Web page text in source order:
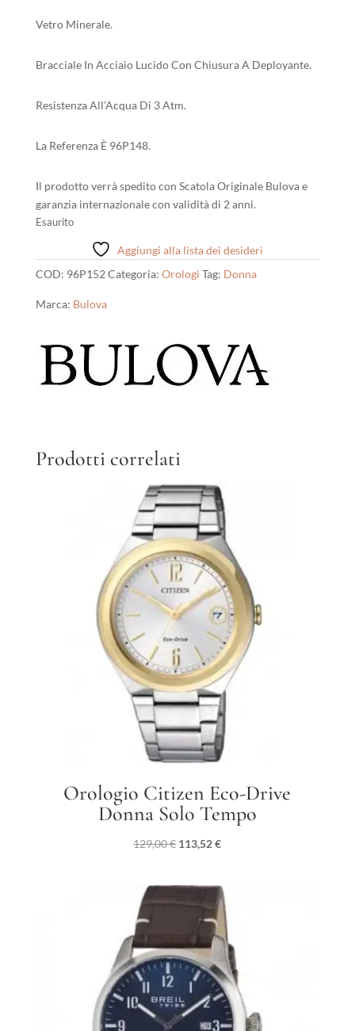
Vetro Minerale.
Bracciale In Acciaio Lucido Con Chiusura A Deployante.
Resistenza All’Acqua Di 3 Atm.
La Referenza È 96P148.
Il prodotto verrà spedito con Scatola Originale Bulova e
garanzia internazionale con validità di 2 anni.
Esaurito
Aggiungi alla lista dei desideri
COD: 96P152 Categoria: Orologi Tag: Donna
Marca: Bulova
Prodotti correlati
Orologio Citizen Eco-Drive
Donna Solo Tempo
129,00€ Il
129,00 €.
113,52€Il
è:
113,52 €.